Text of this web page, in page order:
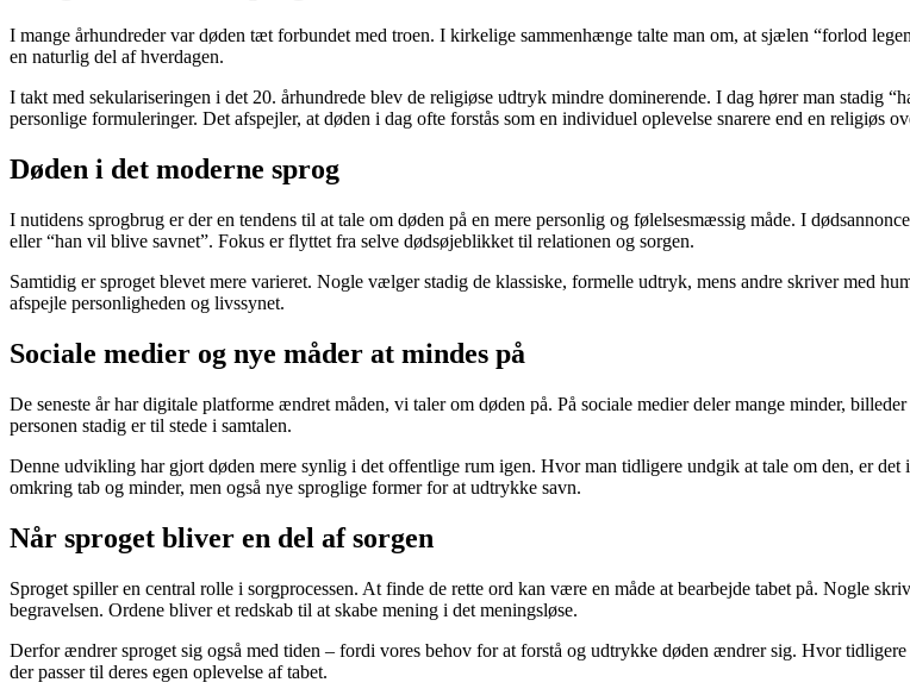
I mange århundreder var døden tæt forbundet med troen. I kirkelige sammenhænge talte man om, at sjælen “forlod
en naturlig del af hverdagen.
I takt med sekulariseringen i det 20. århundrede blev de religiøse udtryk mindre dominerende. I dag hører man stadig
personlige formuleringer. Det afspejler, at døden i dag ofte forstås som en individuel oplevelse snarere end en religiøs
Døden i det moderne sprog
I nutidens sprogbrug er der en tendens til at tale om døden på en mere personlig og følelsesmæssig måde. I
eller “han vil blive savnet”. Fokus er flyttet fra selve dødsøjeblikket til relationen og sorgen.
Samtidig er sproget blevet mere varieret. Nogle vælger stadig de klassiske, formelle udtryk, mens andre skriver med
afspejle personligheden og livssynet.
Sociale medier og nye måder at mindes på
De seneste år har digitale platforme ændret måden, vi taler om døden på. På sociale medier deler mange minder,
personen stadig er til stede i samtalen.
Denne udvikling har gjort døden mere synlig i det offentlige rum igen. Hvor man tidligere undgik at tale om den, er
omkring tab og minder, men også nye sproglige former for at udtrykke savn.
Når sproget bliver en del af sorgen
Sproget spiller en central rolle i sorgprocessen. At finde de rette ord kan være en måde at bearbejde tabet på. Nogle
begravelsen. Ordene bliver et redskab til at skabe mening i det meningsløse.
Derfor ændrer sproget sig også med tiden – fordi vores behov for at forstå og udtrykke døden ændrer sig. Hvor
der passer til deres egen oplevelse af tabet.